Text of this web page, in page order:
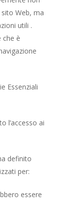
sito Web, ma
utili .
che è
Essenziali
l’accesso ai
definito
per:
essere